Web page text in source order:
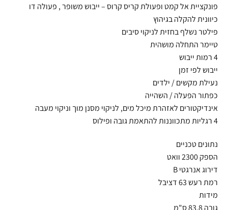
פונקציית אל קמט ופעולת קריס קרוס – ייבוש משופר , פעולה דו
כיוונית להקלה בגיהוץ
פילטר נשלף בחזית לניקוי סיבים
טיימר התחלה מושהית
4 רמות ייבוש
ייבוש לפי זמן
נעילת מקשים / ילדים
כפתור הפעלה / השהייה
אינדיקטורים לאזהרת מיכל מים, לניקוי מסנן מוך וניקוי מעבה
4 רגליות מתכווננות להתאמת גובה ופילוס
נתונים טכניים
הספק 2300 וואט
דירוג אנרגטי B
רמת רעש 63 דציבל
מידות
גובה 83.8 ס"מ